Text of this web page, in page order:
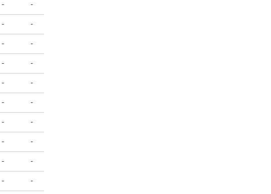
- -
- -
- -
- -
- -
- -
- -
- -
- -
- -